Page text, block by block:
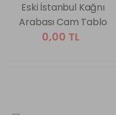
Eski İstanbul Kağnı
Arabası Cam Tablo
0,00 TL